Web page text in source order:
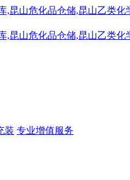
装 专业增值服务